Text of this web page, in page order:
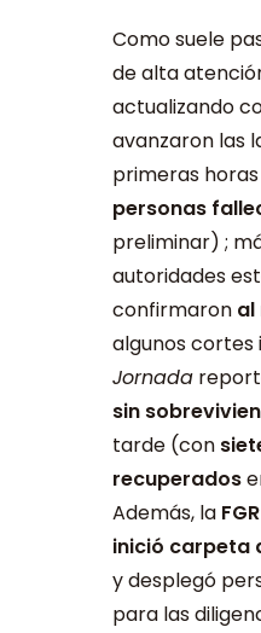
Como suele
de alta
actualizando
avanzaron las
primeras
personas
preliminar) ;
autoridades
confirmaron al
algunos
Jornada
sin
tarde (con
recuperados
Además, la FGR
inició carpeta
y desplegó
para las